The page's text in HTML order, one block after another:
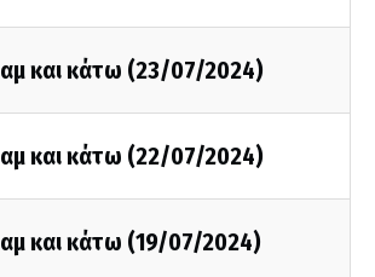
και κάτω (23/07/2024)
και κάτω (22/07/2024)
και κάτω (19/07/2024)